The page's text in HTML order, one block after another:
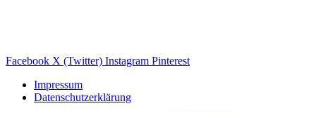
Facebook X (Twitter) Instagram Pinterest
Impressum
Datenschutzerklärung